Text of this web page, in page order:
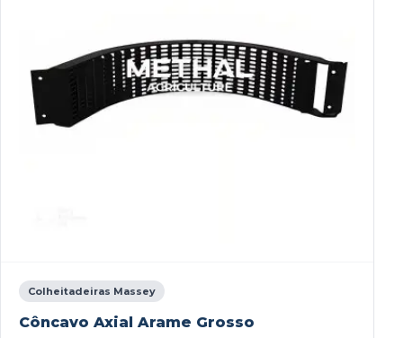
Colheitadeiras Massey
Côncavo Axial Arame Grosso